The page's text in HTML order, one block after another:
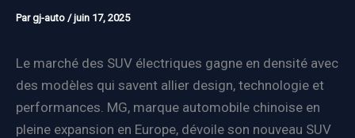
Pargj-auto /juin 17, 2025
Le marché des SUV électriques gagne en densité avec
des modèles qui savent allier design, technologie et
performances. MG, marque automobile chinoise en
pleine expansion en Europe, dévoile son nouveau SUV